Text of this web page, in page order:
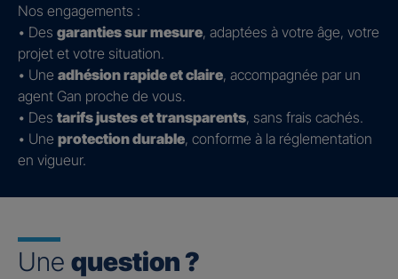
Nos engagements :
• Des garanties sur mesure, adaptées à votre âge, votre
projet et votre situation.
• Une adhésion rapide et claire, accompagnée par un
agent Gan proche de vous.
• Des tarifs justes et transparents, sans frais cachés.
• Une protection durable, conforme à la réglementation
en vigueur.
Une question ?